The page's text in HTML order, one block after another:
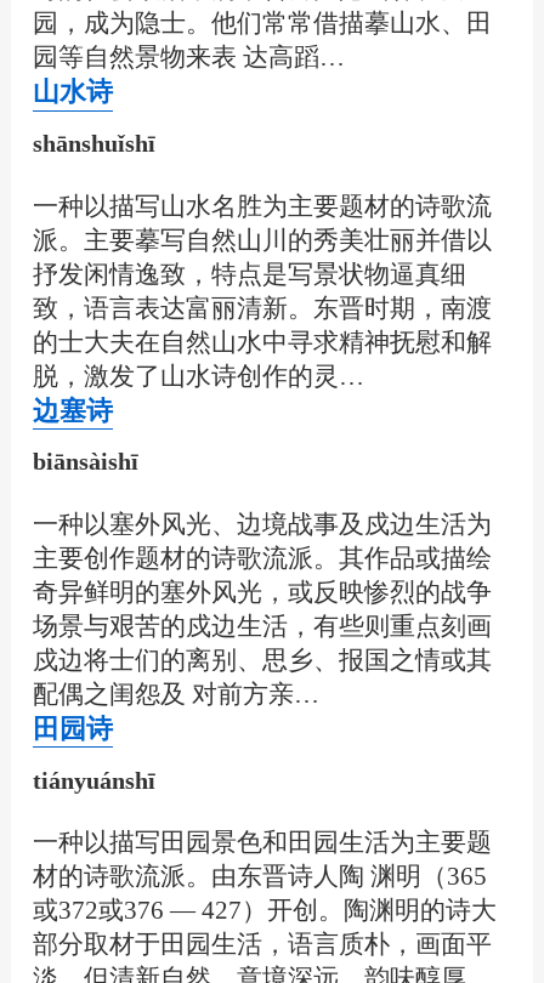
园，成为隐士。他们常常借描摹山水、田
园等自然景物来表 达高蹈…
山水诗
shānshuǐshī
一种以描写山水名胜为主要题材的诗歌流
派。主要摹写自然山川的秀美壮丽并借以
抒发闲情逸致，特点是写景状物逼真细
致，语言表达富丽清新。东晋时期，南渡
的士大夫在自然山水中寻求精神抚慰和解
脱，激发了山水诗创作的灵…
边塞诗
biānsàishī
一种以塞外风光、边境战事及戍边生活为
主要创作题材的诗歌流派。其作品或描绘
奇异鲜明的塞外风光，或反映惨烈的战争
场景与艰苦的戍边生活，有些则重点刻画
戍边将士们的离别、思乡、报国之情或其
配偶之闺怨及 对前方亲…
田园诗
tiányuánshī
一种以描写田园景色和田园生活为主要题
材的诗歌流派。由东晋诗人陶 渊明（365
或372或376 — 427）开创。陶渊明的诗大
部分取材于田园生活，语言质朴，画面平